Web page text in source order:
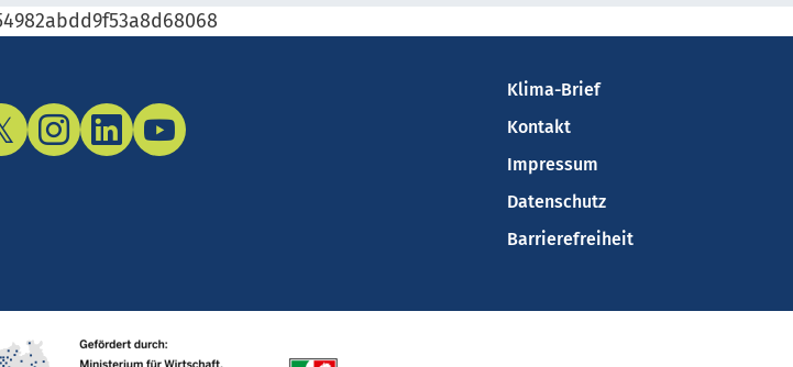
Twitter/XInstagramLinkedInYouTube
Klima-Brief
Kontakt
Impressum
Datenschutz
Barrierefreiheit